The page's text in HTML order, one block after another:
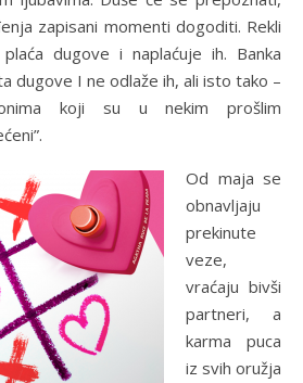
zapisani momenti dogoditi. Rekli
dugove i naplaćuje ih. Banka
dugove I ne odlaže ih, ali isto tako –
koji su u nekim prošlim
Od maja se
obnavljaju
prekinute
veze,
vraćaju bivši
partneri, a
karma puca
iz svih oružja